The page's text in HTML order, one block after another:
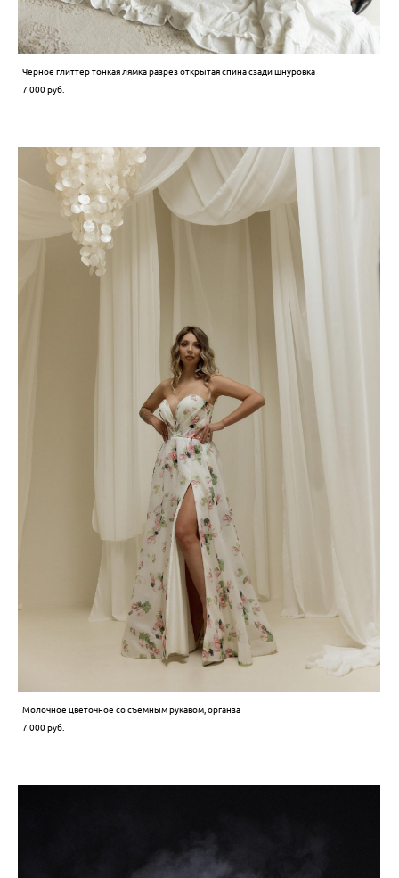
Черное глиттер тонкая лямка разрез открытая спина сзади шнуровка
7 000 pуб.
Молочное цветочное со съемным рукавом, органза
7 000 pуб.